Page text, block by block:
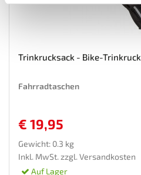
Trinkrucksack - Bike-
Fahrradtaschen
€ 19,95
Gewicht: 0.3 kg
Inkl. MwSt. zzgl. Versandkosten
Auf Lager